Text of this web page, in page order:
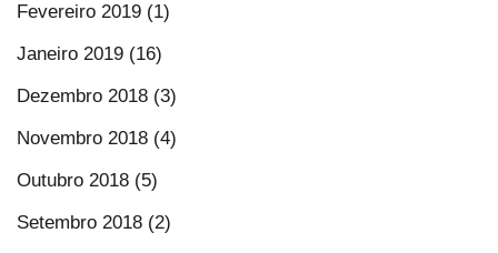
Fevereiro 2019 (1)
Janeiro 2019 (16)
Dezembro 2018 (3)
Novembro 2018 (4)
Outubro 2018 (5)
Setembro 2018 (2)